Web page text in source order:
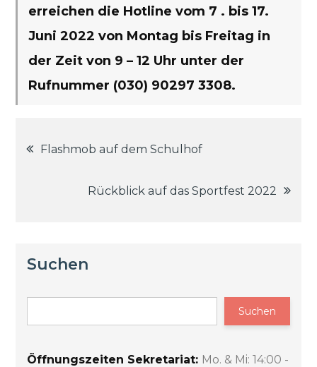
erreichen die Hotline vom 7 . bis 17.
Juni 2022 von Montag bis Freitag in
der Zeit von 9 – 12 Uhr unter der
Rufnummer (030) 90297 3308.
Beitragsnavigation
Flashmob auf dem Schulhof
Rückblick auf das Sportfest 2022
Suchen
Suchen
Öffnungszeiten Sekretariat: Mo. & Mi: 14:00 -